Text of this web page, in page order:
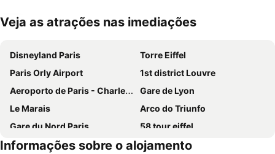
Ampliar mapa
Veja as atrações nas imediações
Disneyland Paris
Torre Eiffel
Paris Orly Airport
1st district Louvre
Aeroporto de Paris - Charles de Gaulle
Gare de Lyon
Le Marais
Arco do Triunfo
Gare du Nord Paris
58 tour eiffel
Champs Elysées
Quartier Latin
Informações sobre o alojamento